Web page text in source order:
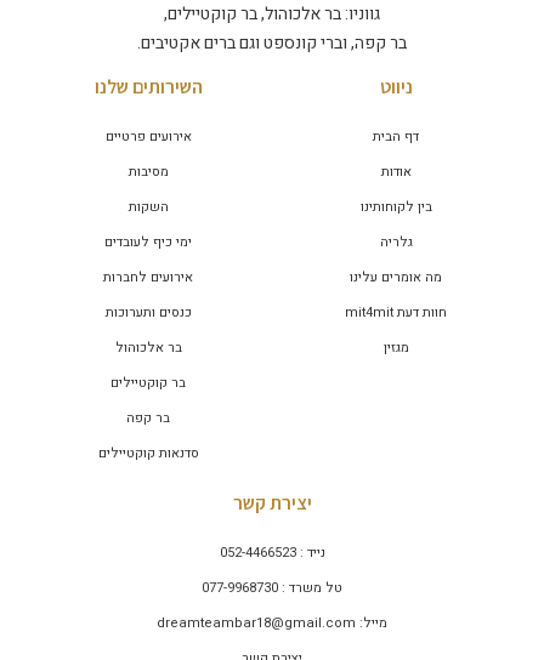
גווניו: בר אלכוהול, בר קוקטיילים,
בר קפה, וברי קונספט וגם ברים אקטיבים.
ניווט
דף הבית
אודות
בין לקוחותינו
גלריה
מה אומרים עלינו
חוות דעת mit4mit
מגזין
השירותים שלנו
אירועים פרטיים
מסיבות
השקות
ימי כיף לעובדים
אירועים לחברות
כנסים ותערוכות
בר אלכוהול
בר קוקטיילים
בר קפה
סדנאות קוקטיילים
יצירת קשר
נייד : 052-4466523
טל משרד : 077-9968730
מייל: dreamteambar18@gmail.com